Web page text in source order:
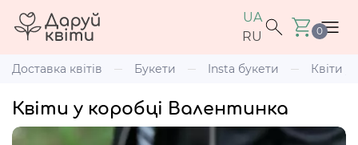
UA
RU
0
Доставка квітів Букети Insta букети Квіти
Квіти у коробці Валентинка